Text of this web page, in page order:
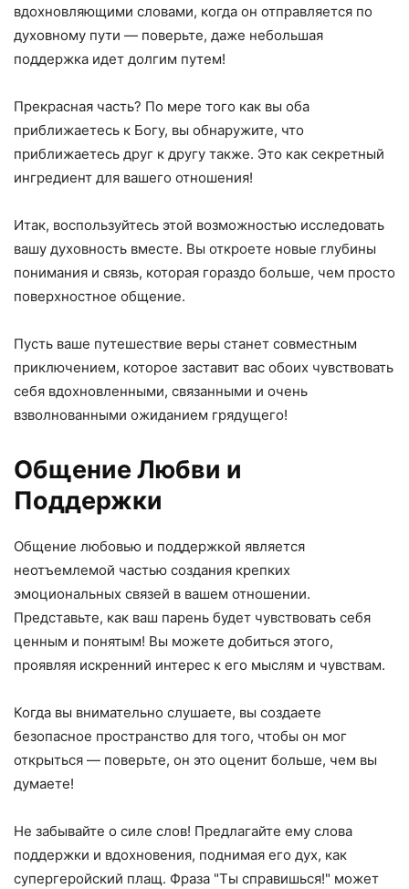
вдохновляющими словами, когда он отправляется по
духовному пути — поверьте, даже небольшая
поддержка идет долгим путем!
Прекрасная часть? По мере того как вы оба
приближаетесь к Богу, вы обнаружите, что
приближаетесь друг к другу также. Это как секретный
ингредиент для вашего отношения!
Итак, воспользуйтесь этой возможностью исследовать
вашу духовность вместе. Вы откроете новые глубины
понимания и связь, которая гораздо больше, чем просто
поверхностное общение.
Пусть ваше путешествие веры станет совместным
приключением, которое заставит вас обоих чувствовать
себя вдохновленными, связанными и очень
взволнованными ожиданием грядущего!
Общение Любви и
Поддержки
Общение любовью и поддержкой является
неотъемлемой частью создания крепких
эмоциональных связей в вашем отношении.
Представьте, как ваш парень будет чувствовать себя
ценным и понятым! Вы можете добиться этого,
проявляя искренний интерес к его мыслям и чувствам.
Когда вы внимательно слушаете, вы создаете
безопасное пространство для того, чтобы он мог
открыться — поверьте, он это оценит больше, чем вы
думаете!
Не забывайте о силе слов! Предлагайте ему слова
поддержки и вдохновения, поднимая его дух, как
супергеройский плащ. Фраза "Ты справишься!" может